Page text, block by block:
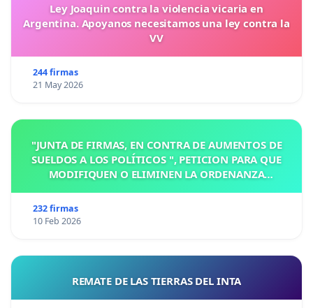
Ley Joaquin contra la violencia vicaria en
Argentina. Apoyanos necesitamos una ley contra la
VV
244 firmas
21 May 2026
"JUNTA DE FIRMAS, EN CONTRA DE AUMENTOS DE
SUELDOS A LOS POLÍTICOS ", PETICION PARA QUE
MODIFIQUEN O ELIMINEN LA ORDENANZA
232 firmas
10 Feb 2026
REMATE DE LAS TIERRAS DEL INTA